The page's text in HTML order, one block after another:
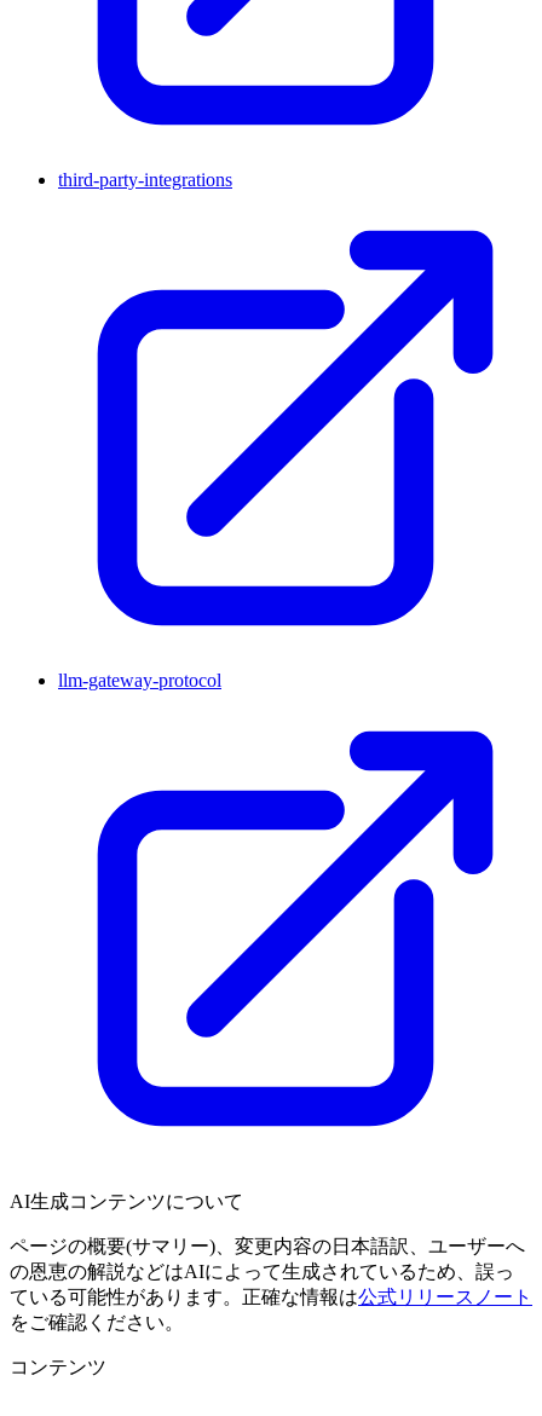
third-party-integrations
llm-gateway-protocol
AI生成コンテンツについて
ページの概要(サマリー)、変更内容の日本語訳、ユーザーへ
の恩恵の解説などはAIによって生成されているため、誤っ
ている可能性があります。正確な情報は公式リリースノート
をご確認ください。
コンテンツ